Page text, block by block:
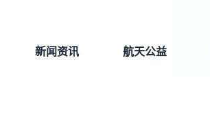
新闻资讯 航天公益